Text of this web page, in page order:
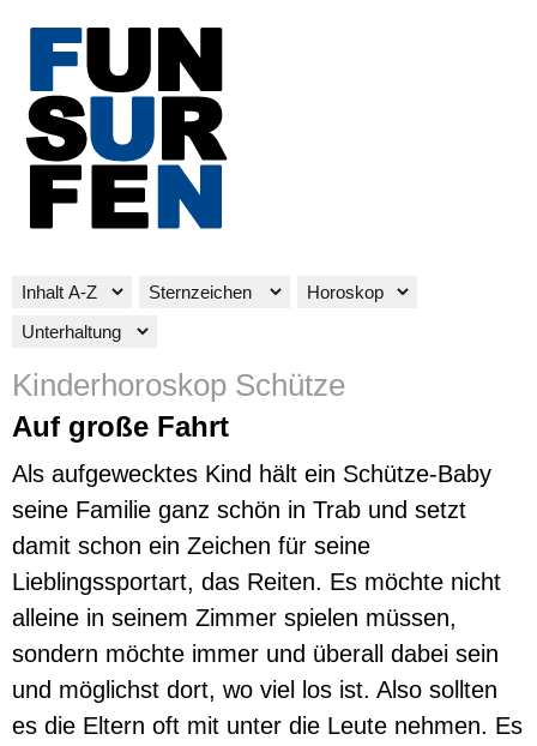
Kinderhoroskop Schütze
Auf große Fahrt
Als aufgewecktes Kind hält ein Schütze-Baby
seine Familie ganz schön in Trab und setzt
damit schon ein Zeichen für seine
Lieblingssportart, das Reiten. Es möchte nicht
alleine in seinem Zimmer spielen müssen,
sondern möchte immer und überall dabei sein
und möglichst dort, wo viel los ist. Also sollten
es die Eltern oft mit unter die Leute nehmen. Es